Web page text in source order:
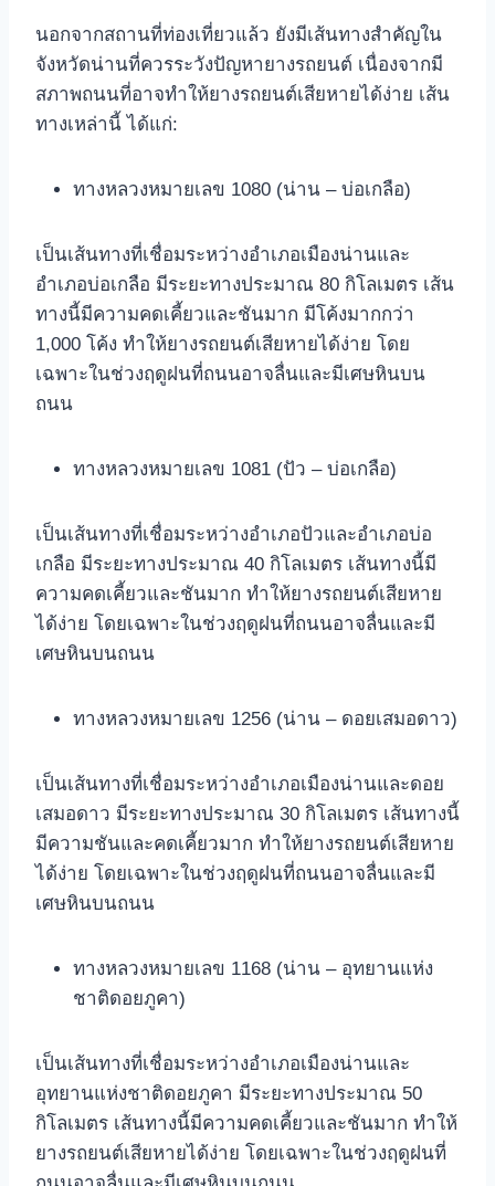
นอกจากสถานที่ท่องเที่ยวแล้ว ยังมีเส้นทางสำคัญใน
จังหวัดน่านที่ควรระวังปัญหายางรถยนต์ เนื่องจากมี
สภาพถนนที่อาจทำให้ยางรถยนต์เสียหายได้ง่าย เส้น
ทางเหล่านี้ ได้แก่:
ทางหลวงหมายเลข 1080 (น่าน – บ่อเกลือ)
เป็นเส้นทางที่เชื่อมระหว่างอำเภอเมืองน่านและ
อำเภอบ่อเกลือ มีระยะทางประมาณ 80 กิโลเมตร เส้น
ทางนี้มีความคดเคี้ยวและชันมาก มีโค้งมากกว่า
1,000 โค้ง ทำให้ยางรถยนต์เสียหายได้ง่าย โดย
เฉพาะในช่วงฤดูฝนที่ถนนอาจลื่นและมีเศษหินบน
ถนน
ทางหลวงหมายเลข 1081 (ปัว – บ่อเกลือ)
เป็นเส้นทางที่เชื่อมระหว่างอำเภอปัวและอำเภอบ่อ
เกลือ มีระยะทางประมาณ 40 กิโลเมตร เส้นทางนี้มี
ความคดเคี้ยวและชันมาก ทำให้ยางรถยนต์เสียหาย
ได้ง่าย โดยเฉพาะในช่วงฤดูฝนที่ถนนอาจลื่นและมี
เศษหินบนถนน
ทางหลวงหมายเลข 1256 (น่าน – ดอยเสมอดาว)
เป็นเส้นทางที่เชื่อมระหว่างอำเภอเมืองน่านและดอย
เสมอดาว มีระยะทางประมาณ 30 กิโลเมตร เส้นทางนี้
มีความชันและคดเคี้ยวมาก ทำให้ยางรถยนต์เสียหาย
ได้ง่าย โดยเฉพาะในช่วงฤดูฝนที่ถนนอาจลื่นและมี
เศษหินบนถนน
ทางหลวงหมายเลข 1168 (น่าน – อุทยานแห่ง
ชาติดอยภูคา)
เป็นเส้นทางที่เชื่อมระหว่างอำเภอเมืองน่านและ
อุทยานแห่งชาติดอยภูคา มีระยะทางประมาณ 50
กิโลเมตร เส้นทางนี้มีความคดเคี้ยวและชันมาก ทำให้
ยางรถยนต์เสียหายได้ง่าย โดยเฉพาะในช่วงฤดูฝนที่